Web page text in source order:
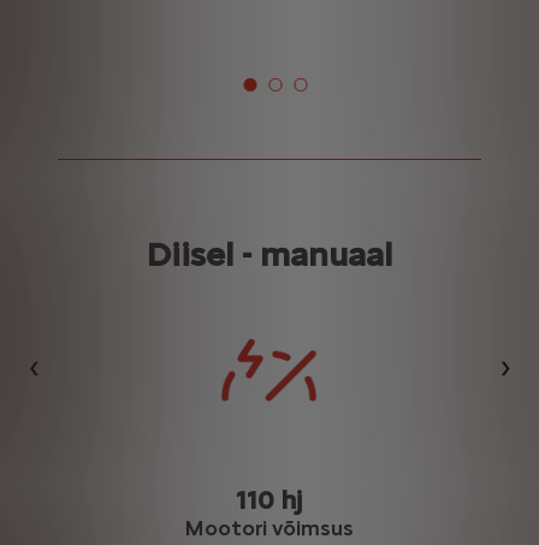
Diisel - manuaal
Eelmine
110 hj
Mootori võimsus